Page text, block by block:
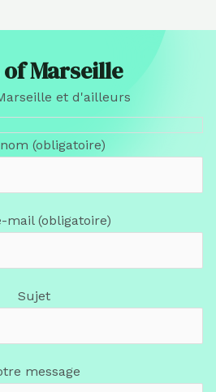
of Marseille
et d'ailleurs
(obligatoire)
mail (obligatoire)
Sujet
message